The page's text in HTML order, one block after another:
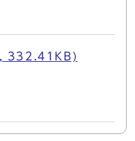
, 332.41KB)